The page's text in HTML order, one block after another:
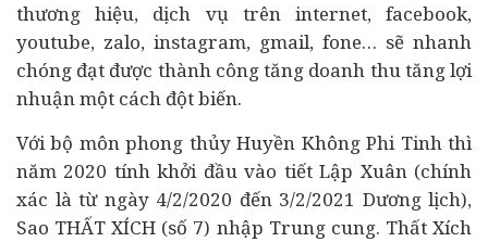
thương hiệu, dịch vụ trên internet, facebook,
youtube, zalo, instagram, gmail, fone… sẽ nhanh
chóng đạt được thành công tăng doanh thu tăng lợi
nhuận một cách đột biến.
Với bộ môn phong thủy Huyền Không Phi Tinh thì
năm 2020 tính khởi đầu vào tiết Lập Xuân (chính
xác là từ ngày 4/2/2020 đến 3/2/2021 Dương lịch),
Sao THẤT XÍCH (số 7) nhập Trung cung. Thất Xích